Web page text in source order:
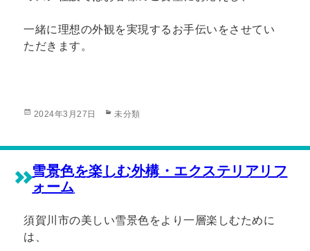
一緒に理想の外観を実現するお手伝いをさせてい
ただきます。
投
2024年3月27日
カ
リ
ー
未分類
雪景色を楽しむ外構・エクステリアリフ
ォーム
須賀川市の美しい雪景色をより一層楽しむために
は、